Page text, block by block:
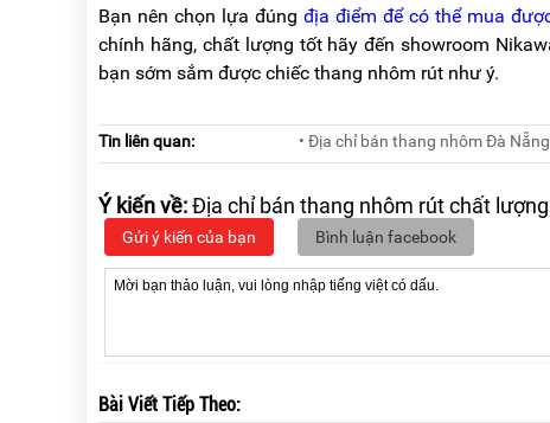
Bạn nên chọn lựa đúngđịa điểm để có thể mua
chính hãng, chất lượng tốt hãy đến showroom
bạn sớm sắm được chiếc thang nhôm rút như ý.
Tin liên quan: • Địa chỉ bán thang nhôm Đà
Ý kiến về:Địa chỉ bán thang nhôm rút chất lượng
Gửi ý kiến của bạn Bình luận facebook
Bài Viết Tiếp Theo: